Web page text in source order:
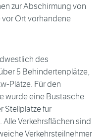
zur Abschirmung von
vor Ort vorhandene
des
5 Behindertenplätze,
Plätze. Für den
wurde eine Bustasche
Stellplätze für
Verkehrsflächen sind
Verkehrsteilnehmer